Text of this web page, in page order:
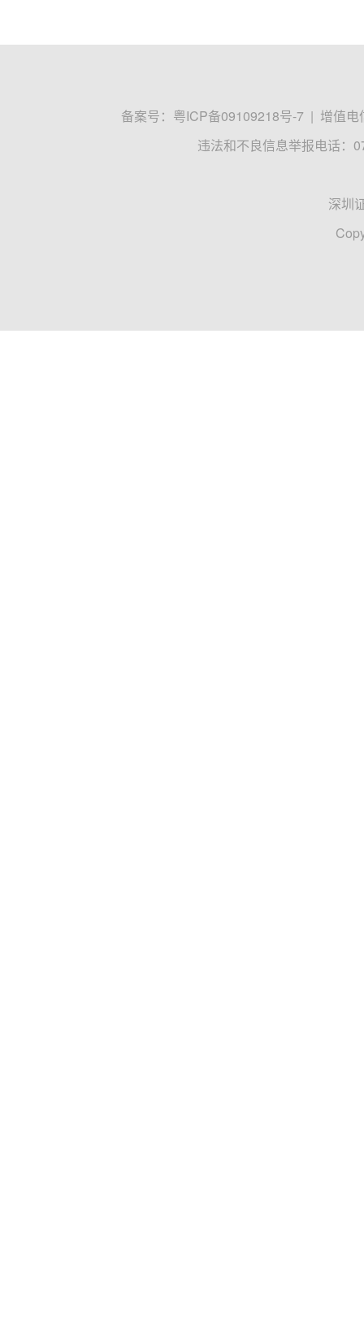
备案号： 粤ICP备09109218号-7 | 增值电
违法和不良信息举报电话：
深圳